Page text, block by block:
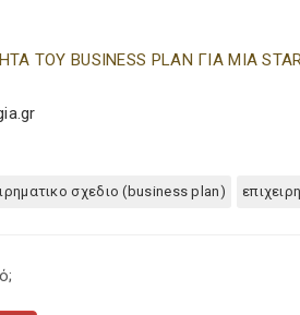
ΤΟΥ BUSINESS PLAN ΓΙΑ ΜΙΑ
σχεδιο (business plan)